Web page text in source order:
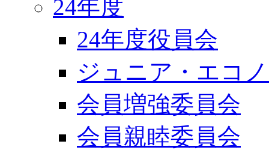
24年度
24年度役員会
ジュニア・エコ
会員増強委員会
会員親睦委員会